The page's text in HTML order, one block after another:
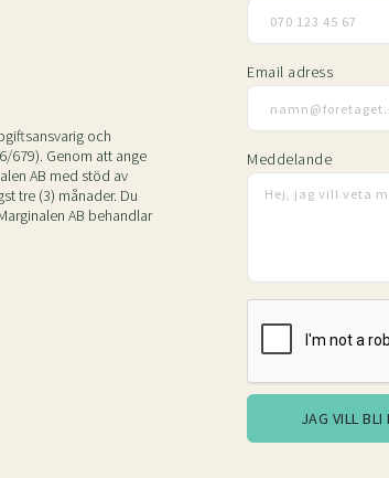
och
679). Genom att ange
AB med stöd av
tre (3) månader. Du
AB behandlar
Email adress
Meddelande